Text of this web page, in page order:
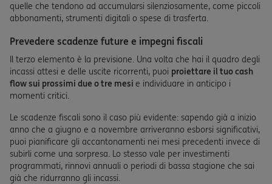
quelle che tendono ad accumularsi silenziosamente, come piccoli
abbonamenti, strumenti digitali o spese di trasferta.
Prevedere scadenze future e impegni fiscali
Il terzo elemento è la previsione. Una volta che hai il quadro degli
incassi attesi e delle uscite ricorrenti, puoi proiettare il tuo cash
flow sui prossimi due o tre mesi e individuare in anticipo i
momenti critici.
Le scadenze fiscali sono il caso più evidente: sapendo già a inizio
anno che a giugno e a novembre arriveranno esborsi significativi,
puoi pianificare gli accantonamenti nei mesi precedenti invece di
subirli come una sorpresa. Lo stesso vale per investimenti
programmati, rinnovi annuali o periodi di bassa stagione che sai
già che ridurranno gli incassi.